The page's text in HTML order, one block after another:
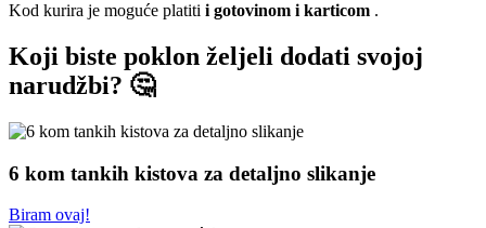
Kod kurira je moguće platiti i gotovinom i karticom .
Koji biste poklon željeli dodati svojoj
narudžbi? 🤔
6 kom tankih kistova za detaljno slikanje
Biram ovaj!